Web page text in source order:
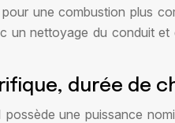
une combustion plus
un nettoyage du conduit
durée de
une puissance